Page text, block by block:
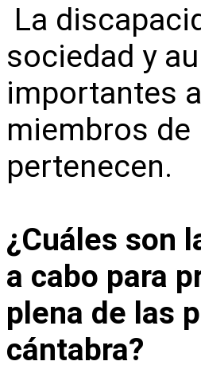
La
sociedad y
importantes
miembros de
pertenecen.
¿Cuáles son
a cabo para
plena de las
cántabra?